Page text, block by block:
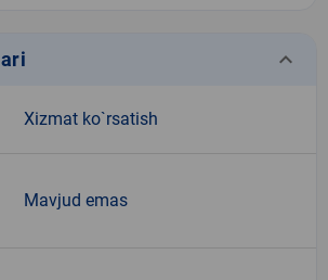
keyboard_arrow_down
Xizmat ko`rsatish
Mavjud emas